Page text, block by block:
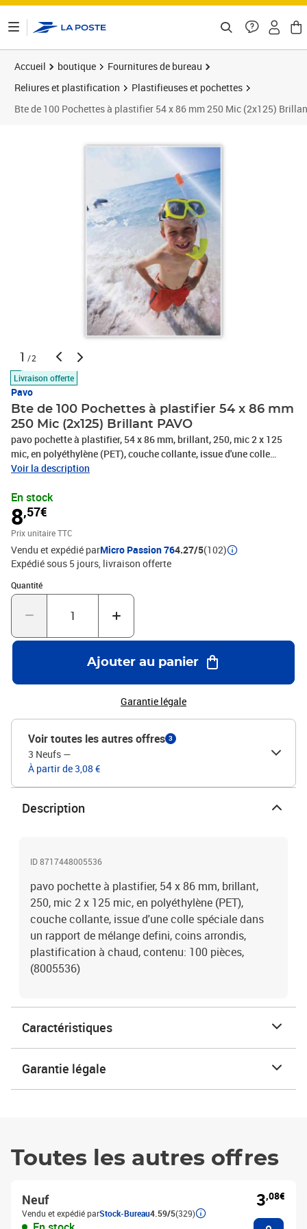
Accueil boutique
Fournitures de bureau
Reliures et plastification
Plastifieuses et pochettes
Bte de 100 Pochettes à plastifier 54 x 86 mm 250 Mic (2x125)
1 /2
Livraison offerte
Pavo
Bte de 100 Pochettes à plastifier 54 x 86 mm
250 Mic (2x125) Brillant PAVO
pavo pochette à plastifier, 54 x 86 mm, brillant, 250, mic 2 x 125
mic, en polyéthylène (PET), couche collante, issue d'une colle
spéciale dans un rapport de mélange defini, coins arrondis,
Voir la description
En stock
8,57€
Prix unitaire TTC
Vendu et expédié parMicro Passion 764.27/5(102)
Expédié sous 5 jours livraison offerte
Quantité
Quantité : 1
Ajouter au panier
Garantie légale
Voir toutes les autres offres 3
3 Neufs —
À partir de 3,08 €
Description
ID 8717448005536
pavo pochette à plastifier, 54 x 86 mm, brillant,
250, mic 2 x 125 mic, en polyéthylène (PET),
couche collante, issue d'une colle spéciale dans
un rapport de mélange defini, coins arrondis,
plastification à chaud, contenu: 100 pièces,
(8005536)
Caractéristiques
Garantie légale
Toutes les autres offres
Neuf
Vendu et expédié parStock-Bureau4.59/5(329)
3,08€